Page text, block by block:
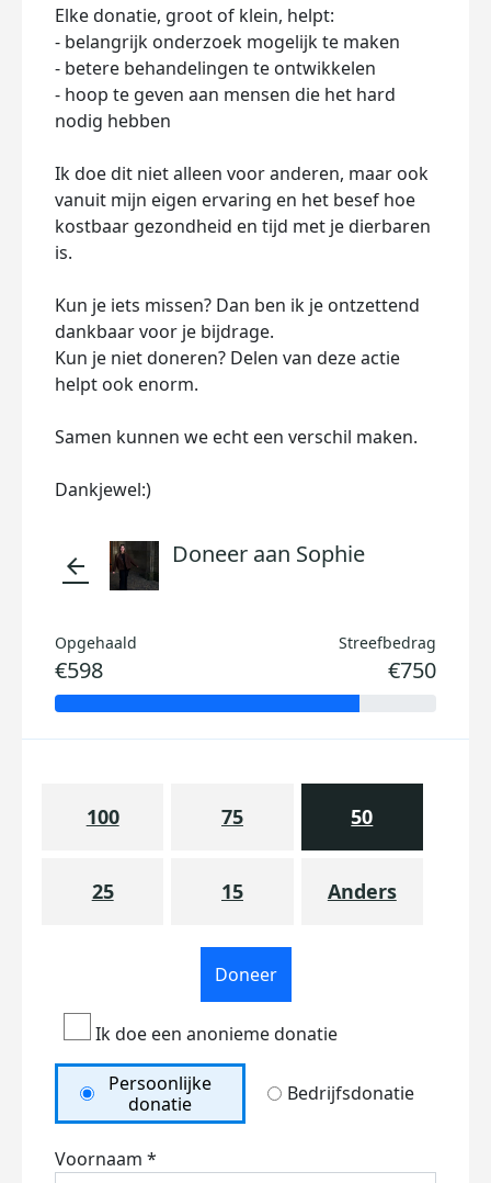
Elke donatie, groot of klein, helpt:
- belangrijk onderzoek mogelijk te maken
- betere behandelingen te ontwikkelen
- hoop te geven aan mensen die het hard
nodig hebben
Ik doe dit niet alleen voor anderen, maar ook
vanuit mijn eigen ervaring en het besef hoe
kostbaar gezondheid en tijd met je dierbaren
is.
Kun je iets missen? Dan ben ik je ontzettend
dankbaar voor je bijdrage.
Kun je niet doneren? Delen van deze actie
helpt ook enorm.
Samen kunnen we echt een verschil maken.
Dankjewel:)
arrow_back Doneer aan Sophie
Opgehaald
€598
Streefbedrag
€750
100 75 50
25 15 Anders
Doneer
Ik doe een anonieme donatie
Persoonlijke
donatie
Bedrijfsdonatie
Voornaam *